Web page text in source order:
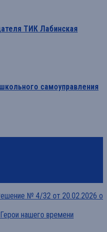
ТИК Лабинская
самоуправления
№ 4/32 от 20.02.2026 о
Герои нашего времени